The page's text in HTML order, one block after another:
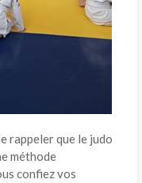
rappeler que le judo
méthode
confiez vos